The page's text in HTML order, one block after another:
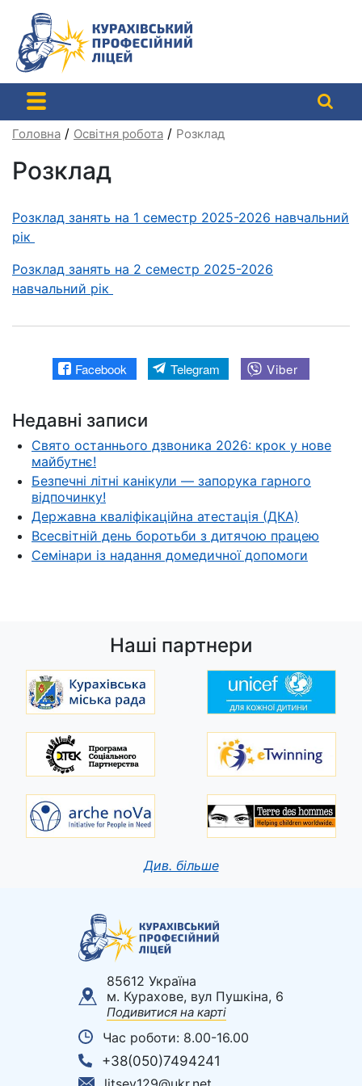
Перейти
контенту
Головна / Освітня робота / Розклад
Розклад
Розклад занять на 1 семестр 2025-2026 навчальний
рік
Розклад занять на 2 семестр 2025-2026
навчальний рік
Facebook Telegram Viber
Недавні записи
Свято останнього дзвоника 2026: крок у нове
майбутнє!
Безпечні літні канікули — запорука гарного
відпочинку!
Державна кваліфікаційна атестація (ДКА)
Всесвітній день боротьби з дитячою працею
Семінари із надання домедичної допомоги
Наші партнери
Див. більше
85612 Україна
м. Курахове, вул Пушкіна, 6
Подивитися на карті
Час роботи: 8.00-16.00
+38(050)7494241